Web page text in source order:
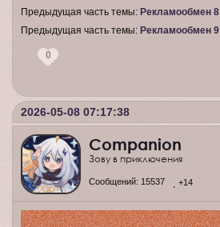
Предыдущая часть темы: Рекламообмен 8
Предыдущая часть темы: Рекламообмен 9
0
2026-05-08 07:17:38
Companion
Зову в приключения
Сообщений: 15537 +14